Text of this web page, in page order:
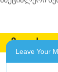
Leave Your